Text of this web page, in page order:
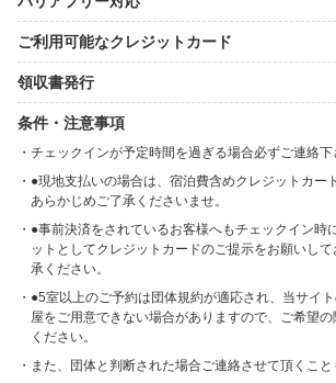
ご利用可能なクレジットカード
領収書発行
条件・注意事項
チェックインが予定時間を過ぎる場合必ずご連絡下
●現地支払いの場合は、宿泊費含めクレジットカー
あらかじめご了承くださいませ。
●事前決済をされているお客様へもチェックイン時
ットとしてクレジットカードのご提示をお願いし
承ください。
●5室以上のご予約は団体規約が適応され、当サイ
屋をご用意できない場合がありますので、ご希望
ください。
また、団体と判断された場合ご連絡させて頂くこと